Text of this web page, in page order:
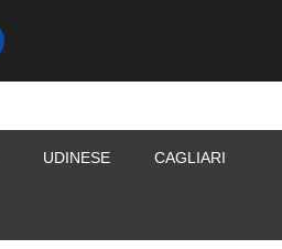
UDINESE CAGLIARI